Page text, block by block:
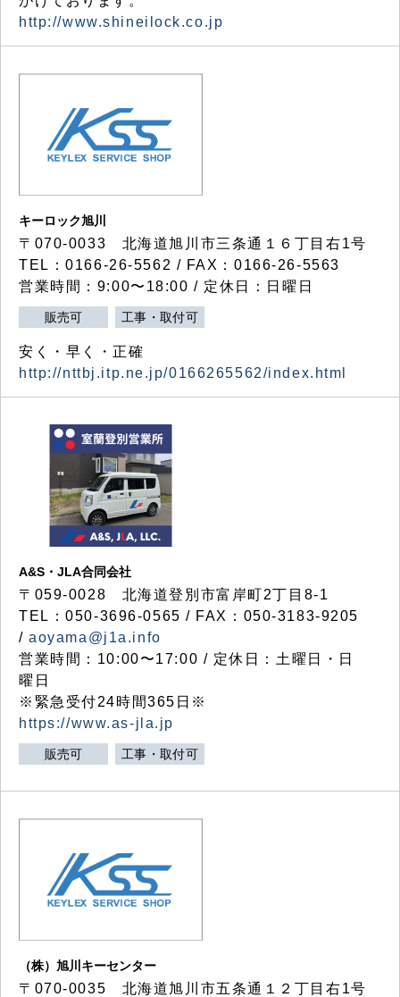
http://www.shineilock.co.jp
キーロック旭川
〒070-0033 北海道旭川市三条通１６丁目右1号
TEL：0166-26-5562 / FAX：0166-26-5563
営業時間：9:00〜18:00 / 定休日：日曜日
販売可 工事・取付可
安く・早く・正確
http://nttbj.itp.ne.jp/0166265562/index.html
A&S・JLA合同会社
〒 059-0028 北海道登別市富岸町2丁目 8-1
TEL：050-3696-0565 / FAX：050-3183-9205
/aoyama@j1a.info
営業時間：10:00〜17:00 / 定休日：土曜日・日
曜日
※緊急受付24時間365日※
https://www.as-jla.jp
販売可 工事・取付可
（株）旭川キーセンター
〒070-0035 北海道旭川市五条通１２丁目右1号